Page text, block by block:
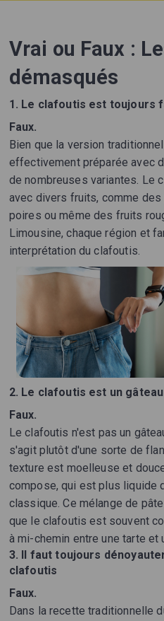
Vrai ou Faux :
démasqués
1. Le clafoutis est toujours
Faux.
Bien que la version
effectivement préparée avec
de nombreuses variantes. Le
avec divers fruits, comme
poires ou même des fruits
Limousine, chaque région et
interprétation du clafoutis.
2. Le clafoutis est un gâteau
Faux.
Le clafoutis n'est pas un
s'agit plutôt d'une sorte de
texture est moelleuse et
compose, qui est plus liquide
classique. Ce mélange de
que le clafoutis est souvent
à mi-chemin entre une tarte et
3. Il faut toujours
clafoutis
Faux.
Dans la recette traditionnelle